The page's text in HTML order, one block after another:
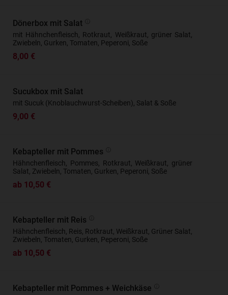
Dönerbox mit Salat
mit Hähnchenfleisch, Rotkraut, Weißkraut, grüner Salat,
Zwiebeln, Gurken, Tomaten, Peperoni, Soße
8,00 €
Sucukbox mit Salat
mit Sucuk (Knoblauchwurst-Scheiben), Salat & Soße
9,00 €
Kebapteller mit Pommes
Hähnchenfleisch, Pommes, Rotkraut, Weißkraut, grüner
Salat, Zwiebeln, Tomaten, Gurken, Peperoni, Soße
ab 10,50 €
Kebapteller mit Reis
Hähnchenfleisch, Reis, Rotkraut, Weißkraut, Grüner Salat,
Zwiebeln, Tomaten, Gurken, Peperoni, Soße
ab 10,50 €
Kebapteller mit Pommes + Weichkäse